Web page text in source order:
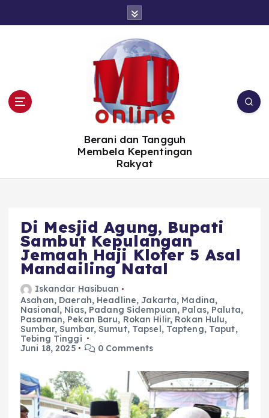
Berani dan Tangguh
Membela Kepentingan
Rakyat
Di Mesjid Agung, Bupati
Sambut Kepulangan
Jemaah Haji Kloter 5 Asal
Mandailing Natal
Iskandar Hasibuan
Asahan, Daerah, Headline,Jakarta, Madina,
Nasional, Nias, Padang Sidempuan, Palas, Paluta,
Pasaman, Pekan Baru, Rokan Hilir, Rokan Hulu,
Sumbar,Sumbar,Sumut, Tapsel, Tapteng, Taput,
Tebing Tinggi
Juni 18, 2025
0 Comments